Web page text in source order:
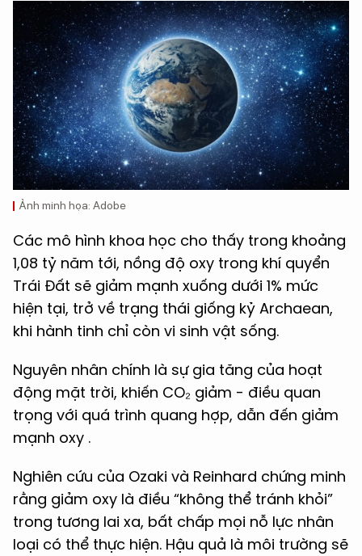
Ảnh minh họa: Adobe
Các mô hình khoa học cho thấy trong khoảng
1,08 tỷ năm tới, nồng độ oxy trong khí quyển
Trái Đất sẽ giảm mạnh xuống dưới 1% mức
hiện tại, trở về trạng thái giống kỷ Archaean,
khi hành tinh chỉ còn vi sinh vật sống.
Nguyên nhân chính là sự gia tăng của hoạt
động mặt trời, khiến CO₂ giảm - điều quan
trọng với quá trình quang hợp, dẫn đến giảm
mạnh oxy .
Nghiên cứu của Ozaki và Reinhard chứng minh
rằng giảm oxy là điều “không thể tránh khỏi”
trong tương lai xa, bất chấp mọi nỗ lực nhân
loại có thể thực hiện. Hậu quả là môi trường sẽ